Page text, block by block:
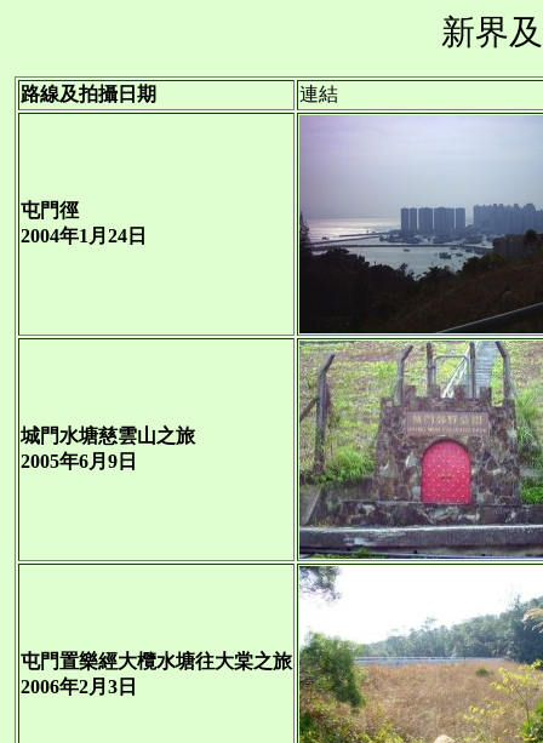
新界
路線及拍攝日期 連結
屯門徑
2004年1月24日
城門水塘慈雲山之旅
2005年6月9日
屯門置樂經大欖水塘往大棠之旅
2006年2月3日